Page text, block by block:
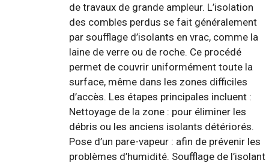
de travaux de grande ampleur. L’isolation
des combles perdus se fait généralement
par soufflage d’isolants en vrac, comme la
laine de verre ou de roche. Ce procédé
permet de couvrir uniformément toute la
surface, même dans les zones difficiles
d’accès. Les étapes principales incluent :
Nettoyage de la zone : pour éliminer les
débris ou les anciens isolants détériorés.
Pose d’un pare-vapeur : afin de prévenir les
problèmes d’humidité. Soufflage de l’isolant